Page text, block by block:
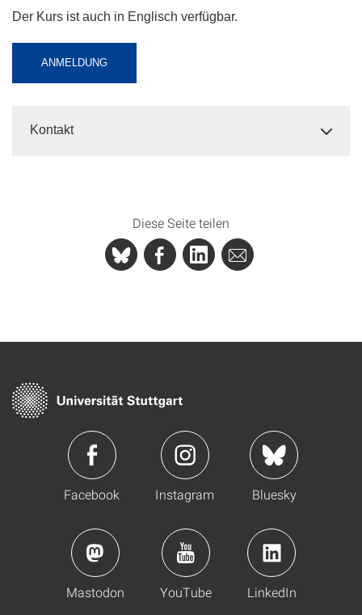
Der Kurs ist auch in Englisch verfügbar.
ANMELDUNG
Kontakt
Diese Seite teilen
Facebook Instagram Bluesky
Mastodon YouTube LinkedIn